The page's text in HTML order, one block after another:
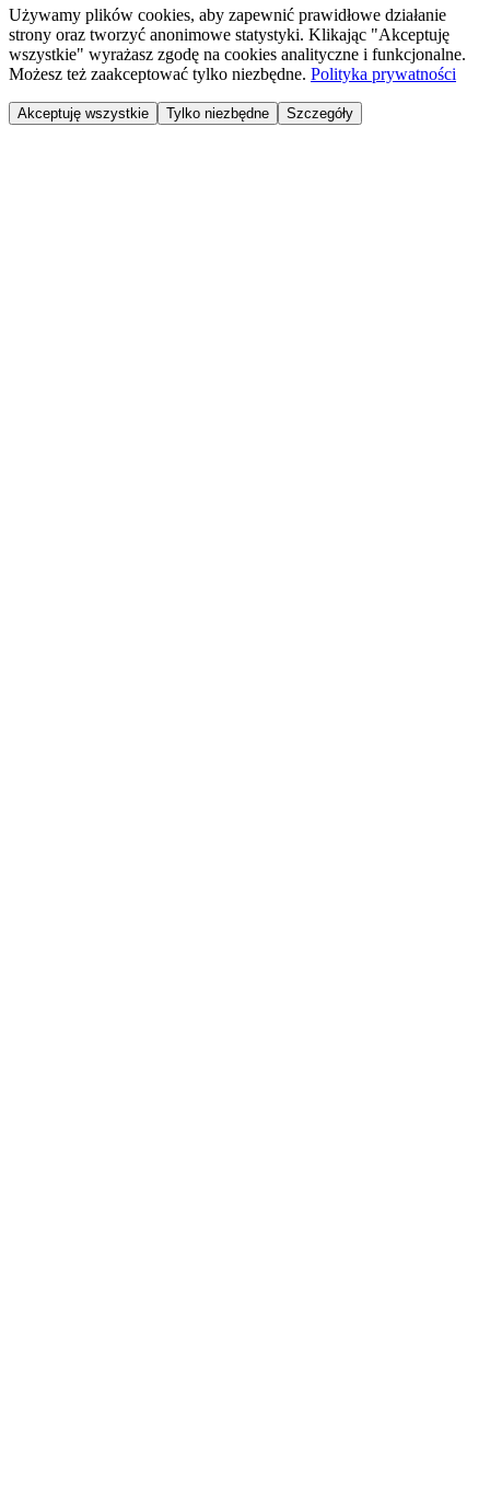
Używamy plików cookies, aby zapewnić prawidłowe działanie
strony oraz tworzyć anonimowe statystyki. Klikając "Akceptuję
wszystkie" wyrażasz zgodę na cookies analityczne i funkcjonalne.
Możesz też zaakceptować tylko niezbędne. Polityka prywatności
Akceptuję wszystkie Tylko niezbędne Szczegóły